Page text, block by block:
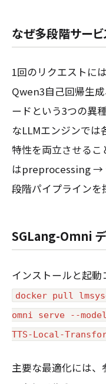
なぜ多段階サー
1回のリクエストに
Qwen3自己回帰生
ードという3つの異
なLLMエンジンでは
特性を両立させる
はpreprocessing
段階パイプラインを
SGLang-Omni
インストールと起動
docker pull
omni serve --model-
TTS-Local-
主要な最適化には